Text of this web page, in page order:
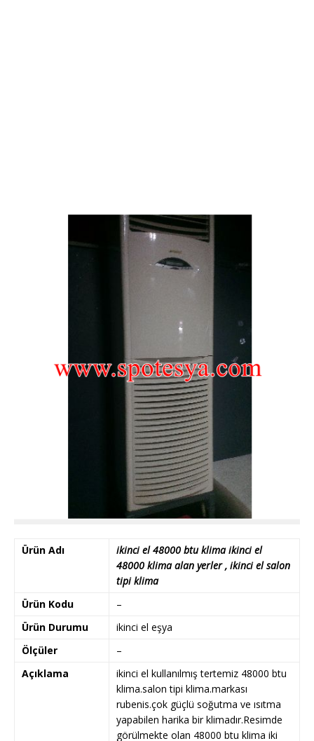
Ürün Adı
ikinci el 48000 btu klima ikinci el
48000 klima alan yerler , ikinci el salon
tipi klima
Ürün Kodu
–
Ürün Durumu
ikinci el eşya
Ölçüler
–
Açıklama
ikinci el kullanılmış tertemiz 48000 btu
klima.salon tipi klima.markası
rubenis.çok güçlü soğutma ve ısıtma
yapabilen harika bir klimadır.Resimde
görülmekte olan 48000 btu klima iki